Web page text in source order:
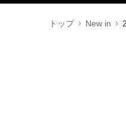
トップ New in